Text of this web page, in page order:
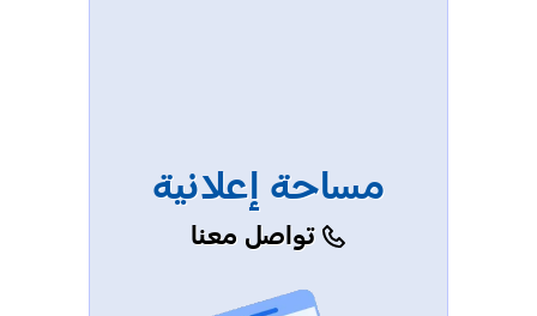
مساحة إعلانية
تواصل معنا